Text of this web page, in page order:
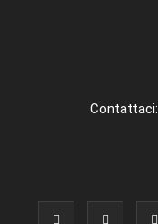
Contattaci: